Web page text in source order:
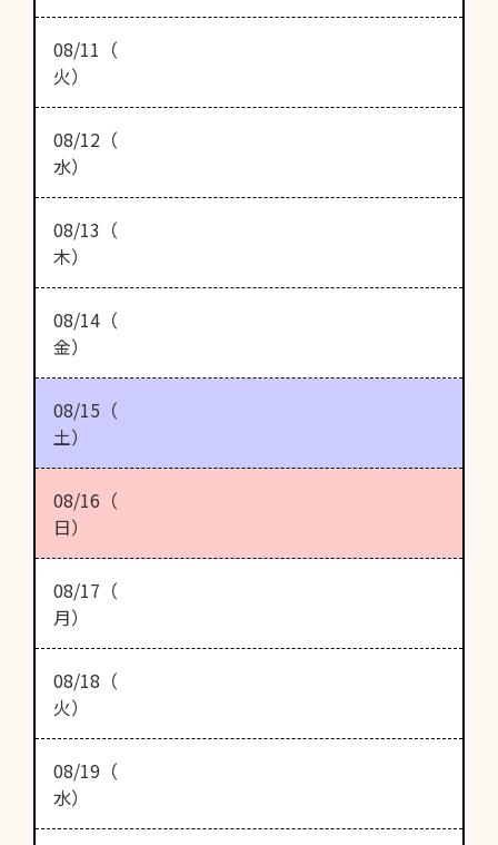
08/11（
火）
08/12（
水）
08/13（
木）
08/14（
金）
08/15（
土）
08/16（
日）
08/17（
月）
08/18（
火）
08/19（
水）